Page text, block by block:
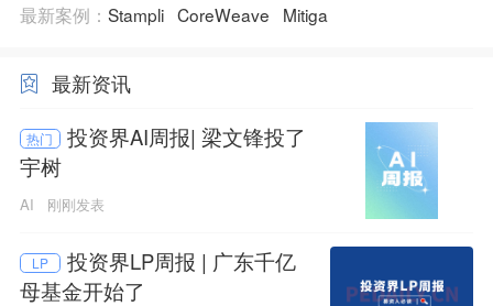
最新案例： Stampli CoreWeave Mitiga
最新资讯
热门
投资界AI周报| 梁文锋投了
宇树
AI 刚刚发表
LP
投资界LP周报 | 广东千亿
母基金开始了